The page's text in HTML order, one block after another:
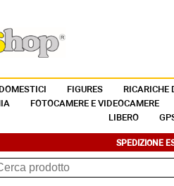
FIGURES RICARICHE
FOTOCAMERE E VIDEOCAMERE
LIBERO
SPEDIZIONE